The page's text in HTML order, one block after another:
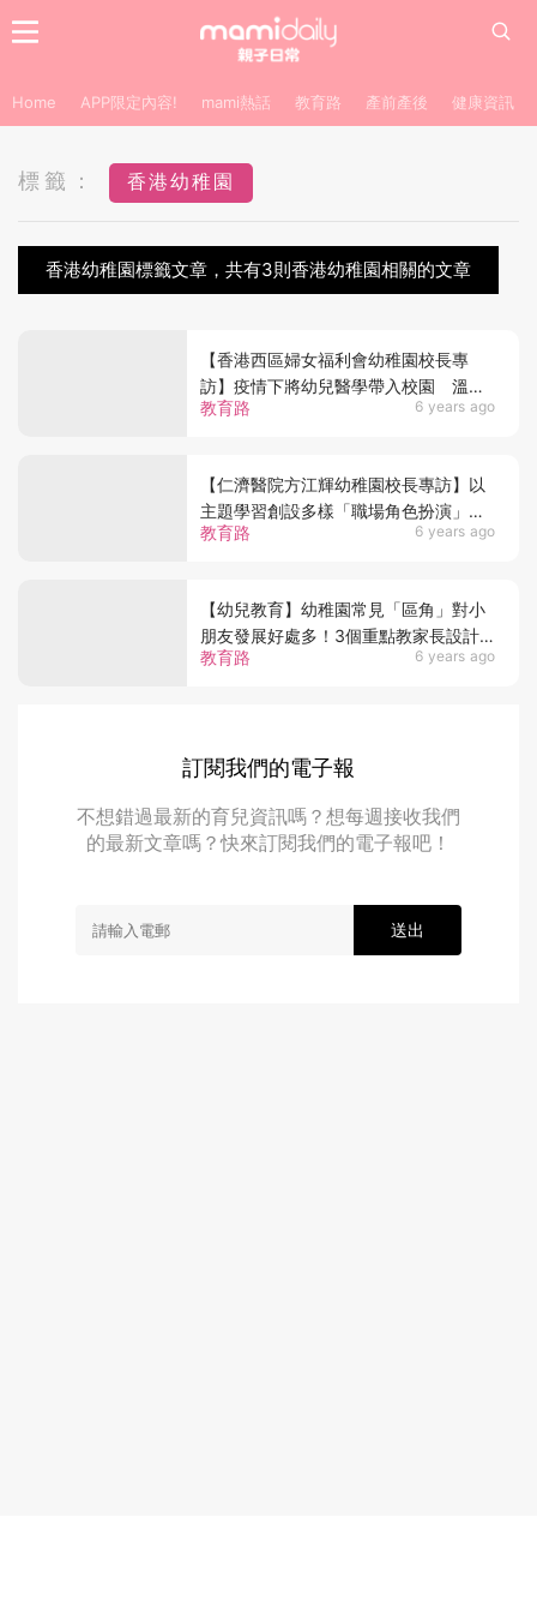
Home APP限定內容! mami熱話 教育路 產前產後 健康資訊
標籤： 香港幼稚園
香港幼稚園標籤文章，共有3則香港幼稚園相關的文章
教育路 6 years ago
【香港西區婦女福利會幼稚園校長專
訪】疫情下將幼兒醫學帶入校園 溫志
倫校長：教小朋友關心別人、保護自
教育路 6 years ago
【仁濟醫院方江輝幼稚園校長專訪】以
主題學習創設多樣「職場角色扮演」吳
蘭香校長：讓孩子在遊戲中體驗快樂、
教育路 6 years ago
【幼兒教育】幼稚園常見「區角」對小
朋友發展好處多！3個重點教家長設計
「私家區角」！
訂閱我們的電子報
不想錯過最新的育兒資訊嗎？想每週接收我們
的最新文章嗎？快來訂閱我們的電子報吧！
送出